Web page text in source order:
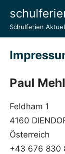
Inhalt
Schulferien
Paul
Feldham 1
4160
Österreich
+43 676 830